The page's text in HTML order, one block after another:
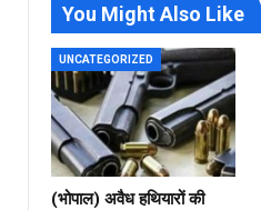
You Might Also Like
UNCATEGORIZED
(भोपाल) अवैध हथियारों की